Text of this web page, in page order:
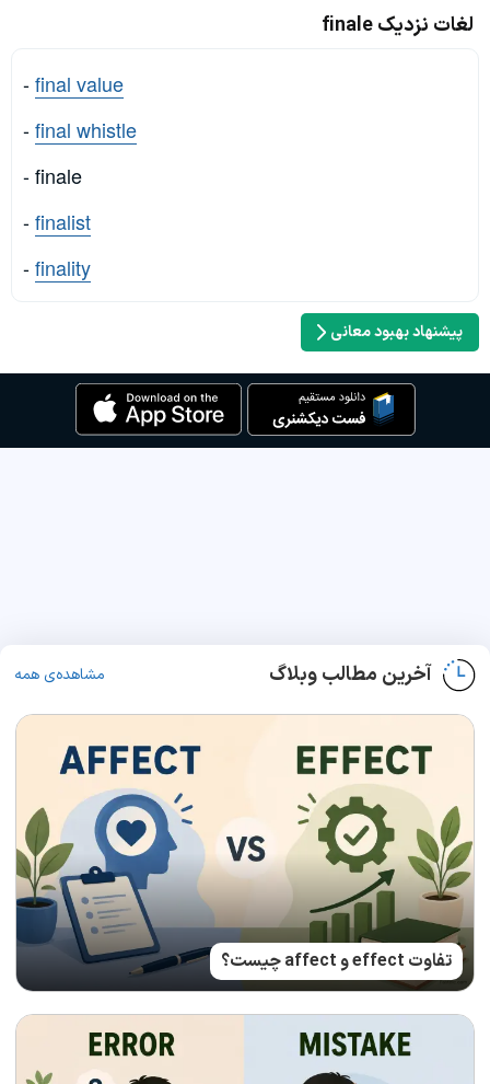
لغات نزدیک finale
-final value
-final whistle
- finale
-finalist
-finality
پیشنهاد بهبود معانی
آخرین مطالب وبلاگ مشاهده‌ی همه
تفاوت effect و affect چیست؟